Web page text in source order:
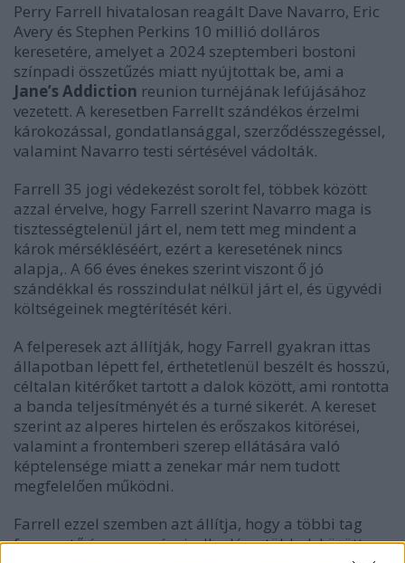
Perry Farrell hivatalosan reagált Dave Navarro, Eric
Avery és Stephen Perkins 10 millió dolláros
keresetére, amelyet a 2024 szeptemberi bostoni
színpadi összetűzés miatt nyújtottak be, ami a
Jane’s Addiction reunion turnéjának lefújásához
vezetett. A keresetben Farrellt szándékos érzelmi
károkozással, gondatlansággal, szerződésszegéssel,
valamint Navarro testi sértésével vádolták.
Farrell 35 jogi védekezést sorolt fel, többek között
azzal érvelve, hogy Farrell szerint Navarro maga is
tisztességtelenül járt el, nem tett meg mindent a
károk mérsékléséért, ezért a keresetének nincs
alapja,. A 66 éves énekes szerint viszont ő jó
szándékkal és rosszindulat nélkül járt el, és ügyvédi
költségeinek megtérítését kéri.
A felperesek azt állítják, hogy Farrell gyakran ittas
állapotban lépett fel, érthetetlenül beszélt és hosszú,
céltalan kitérőket tartott a dalok között, ami rontotta
a banda teljesítményét és a turné sikerét. A kereset
szerint az alperes hirtelen és erőszakos kitörései,
valamint a frontemberi szerep ellátására való
képtelensége miatt a zenekar már nem tudott
megfelelően működni.
Farrell ezzel szemben azt állítja, hogy a többi tag
fenyegető és agresszív viselkedése, többek között a